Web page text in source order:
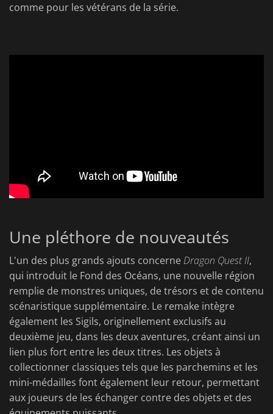
comme pour les vétérans de la série.
Une pléthore de nouveautés
L'un des plus grands ajouts concerneDragon Quest II,
qui introduit le Fond des Océans, une nouvelle région
remplie de monstres uniques, de trésors et de contenu
scénaristique supplémentaire. Le remake intègre
également les Sigils, originellement exclusifs au
deuxième jeu, dans les deux aventures, créant ainsi un
lien plus fort entre les deux titres. Les objets à
collectionner classiques tels que les parchemins et les
mini-médailles font également leur retour, permettant
aux joueurs de les échanger contre des objets et des